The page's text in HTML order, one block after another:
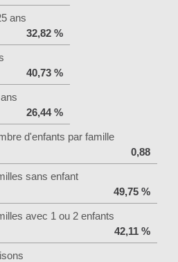
ans
32,82 %
40,73 %
26,44 %
d'enfants par famille
0,88
sans enfant
49,75 %
avec 1 ou 2 enfants
42,11 %